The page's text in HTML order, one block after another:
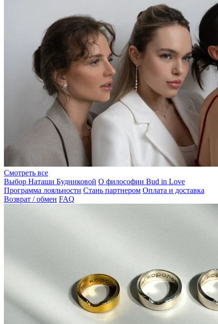
Смотреть все
Выбор Наташи Будниковой О философии Bud in Love
Программа лояльности Стань партнером Оплата и доставка
Возврат / обмен FAQ